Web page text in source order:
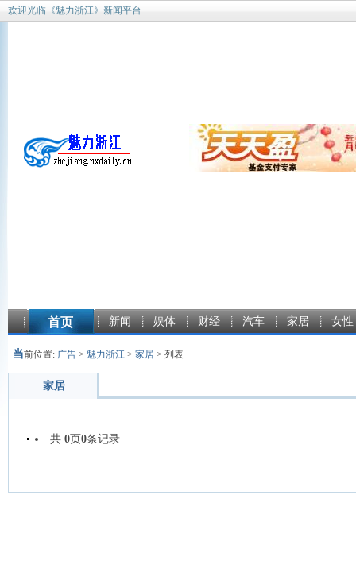
欢迎光临《魅力浙江》新闻平台
首页 新闻 娱体 财经 汽车 家居 女性
当前位置: 广告 > 魅力浙江 > 家居 > 列表
家居
共 0页0条记录